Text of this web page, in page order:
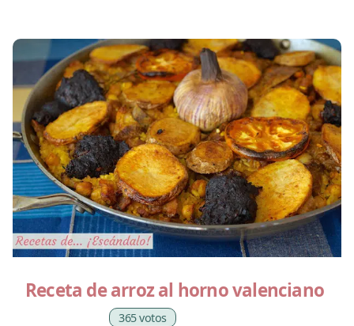
Receta de arroz al horno valenciano
365 votos